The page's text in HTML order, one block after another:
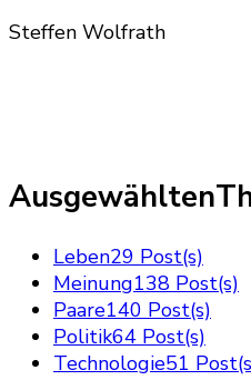
Steffen Wolfrath
Leben29 Post(s)
Meinung138 Post(s)
Paare140 Post(s)
Politik64 Post(s)
Technologie51